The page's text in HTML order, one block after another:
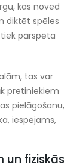
kas noved
diktēt spēles
pārspēta
tas var
pretiniekiem
pielāgošanu,
iespējams,
fiziskās